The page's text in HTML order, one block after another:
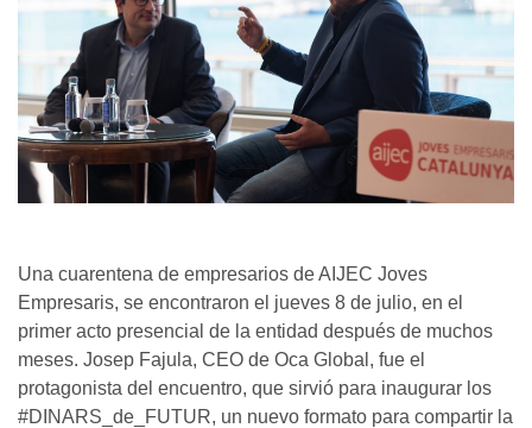
Una cuarentena de empresarios de AIJEC Joves
Empresaris, se encontraron el jueves 8 de julio, en el
primer acto presencial de la entidad después de muchos
meses. Josep Fajula, CEO de Oca Global, fue el
protagonista del encuentro, que sirvió para inaugurar los
#DINARS_de_FUTUR, un nuevo formato para compartir la